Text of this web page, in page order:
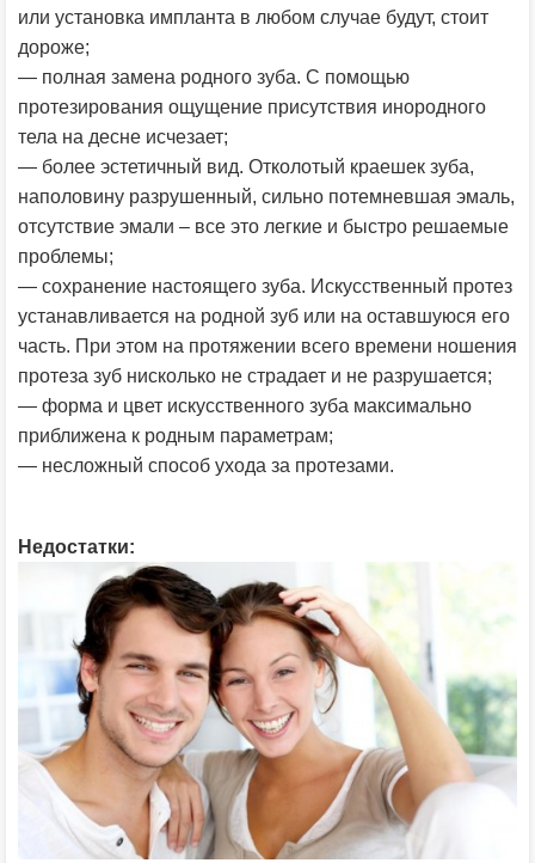
или установка импланта в любом случае будут, стоит
дороже;
— полная замена родного зуба. С помощью
протезирования ощущение присутствия инородного
тела на десне исчезает;
— более эстетичный вид. Отколотый краешек зуба,
наполовину разрушенный, сильно потемневшая эмаль,
отсутствие эмали – все это легкие и быстро решаемые
проблемы;
— сохранение настоящего зуба. Искусственный протез
устанавливается на родной зуб или на оставшуюся его
часть. При этом на протяжении всего времени ношения
протеза зуб нисколько не страдает и не разрушается;
— форма и цвет искусственного зуба максимально
приближена к родным параметрам;
— несложный способ ухода за протезами.
Недостатки: